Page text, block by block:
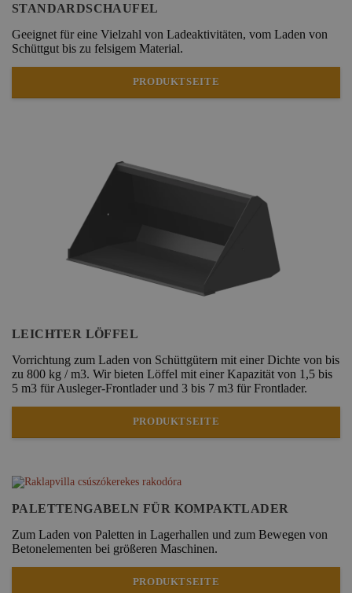
STANDARDSCHAUFEL
Geeignet für eine Vielzahl von Ladeaktivitäten, vom Laden von
Schüttgut bis zu felsigem Material.
PRODUKTSEITE
LEICHTER LÖFFEL
Vorrichtung zum Laden von Schüttgütern mit einer Dichte von bis
zu 800 kg / m3. Wir bieten Löffel mit einer Kapazität von 1,5 bis
5 m3 für Ausleger-Frontlader und 3 bis 7 m3 für Frontlader.
PRODUKTSEITE
PALETTENGABELN FÜR KOMPAKTLADER
Zum Laden von Paletten in Lagerhallen und zum Bewegen von
Betonelementen bei größeren Maschinen.
PRODUKTSEITE